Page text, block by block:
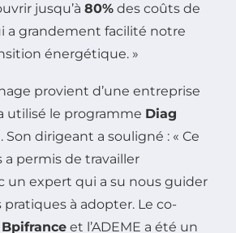
jusqu’à 80% des coûts de
a grandement facilité notre
énergétique. »
provient d’une entreprise
utilisé le programme Diag
. Son dirigeant a souligné : « Ce
permis de travailler
un expert qui a su nous guider
à adopter. Le co-
Bpifrance et l’ADEME a été un